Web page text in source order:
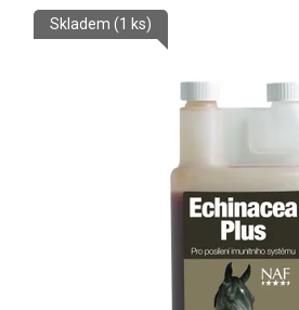
Skladem (1 ks)